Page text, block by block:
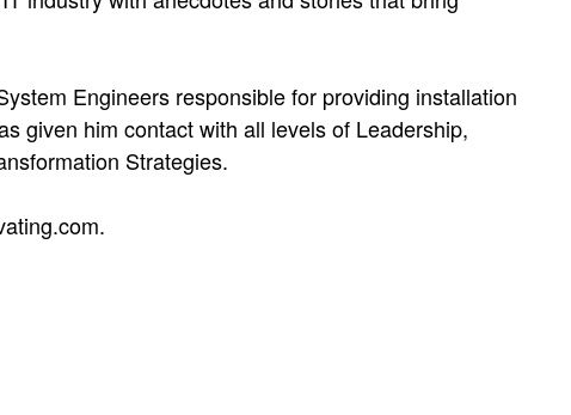
Engineers responsible for providing installation
given him contact with all levels of Leadership,
Strategies.